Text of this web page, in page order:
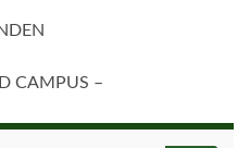
CAMPUS –